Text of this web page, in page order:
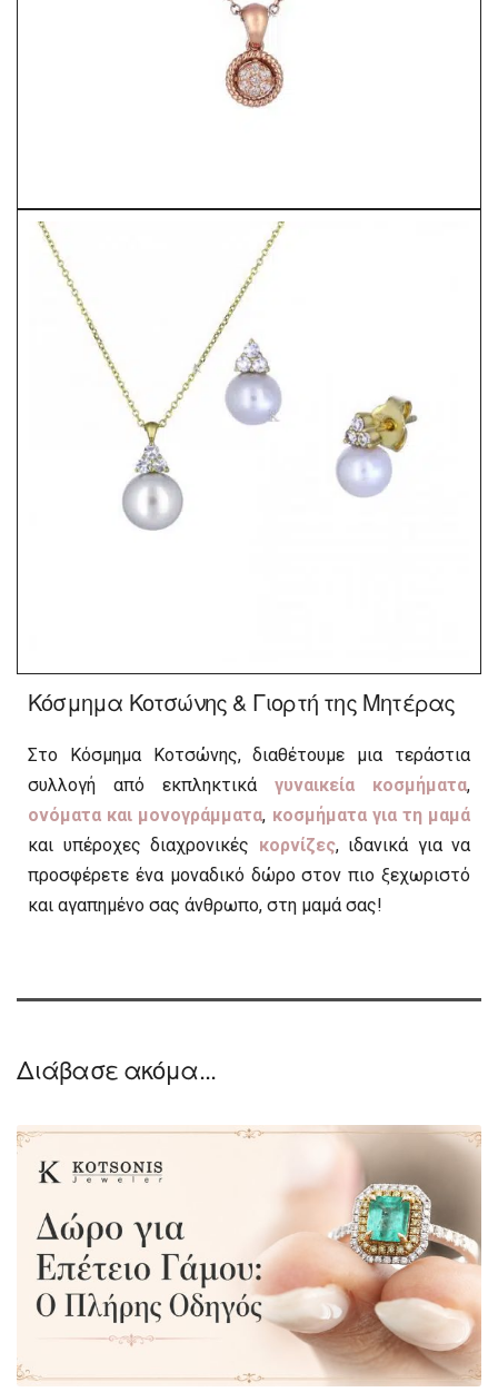
Κόσμημα Κοτσώνης & Γιορτή της Μητέρας
Στο Κόσμημα Κοτσώνης, διαθέτουμε μια τεράστια
συλλογή από εκπληκτικά γυναικεία κοσμήματα,
ονόματα και μονογράμματα, κοσμήματα για τη μαμά
και υπέροχες διαχρονικές κορνίζες, ιδανικά για να
προσφέρετε ένα μοναδικό δώρο στον πιο ξεχωριστό
και αγαπημένο σας άνθρωπο, στη μαμά σας!
Διάβασε ακόμα...